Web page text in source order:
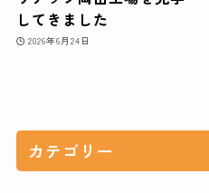
してきました
2026年6月24日
カテゴリー